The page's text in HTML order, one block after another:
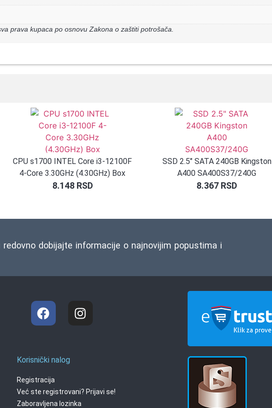
prava kupaca po osnovu Zakona o zaštiti potrošača.
CPU s1700 INTEL Core i3-12100F
4-Core 3.30GHz (4.30GHz) Box
8.148 RSD
SSD 2.5″ SATA 240GB Kingston
A400 SA400S37/240G
8.367 RSD
dobijajte informacije o najnovijim popustima i
Korisnički nalog
Registracija
Već ste registrovani? Prijavi se!
Zaboravljena lozinka